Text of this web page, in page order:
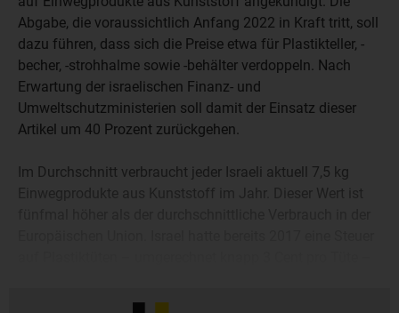
Abgabe, die voraussichtlich Anfang 2022 in Kraft tritt, soll
dazu führen, dass sich die Preise etwa für Plastikteller, -
becher, -strohhalme sowie -behälter verdoppeln. Nach
Erwartung der israelischen Finanz- und
Umweltschutzministerien soll damit der Einsatz dieser
Artikel um 40 Prozent zurückgehen.
Im Durchschnitt verbraucht jeder Israeli aktuell 7,5 kg
Einwegprodukte aus Kunststoff im Jahr. Dieser Wert ist
Prozent zurückgegangen.